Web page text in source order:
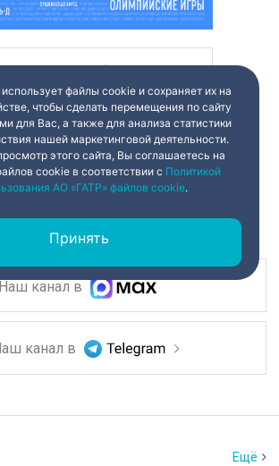
Наш канал в
канал в
Ещё
файлы cookie и сохраняет их на
чтобы сделать перемещения по сайту
для Вас, а также для анализа статистики
нашей маркетинговой деятельности.
этого сайта, Вы соглашаетесь на
cookie в соответствии с Политикой
АО «ГАТР» файлов cookie.
Принять